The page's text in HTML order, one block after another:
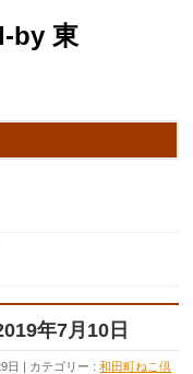
by 東
年7月10日
日 カテゴリー :和田町ねこ倶